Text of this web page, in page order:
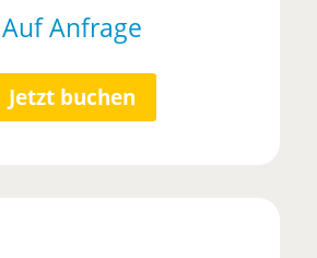
Auf Anfrage
Jetzt buchen